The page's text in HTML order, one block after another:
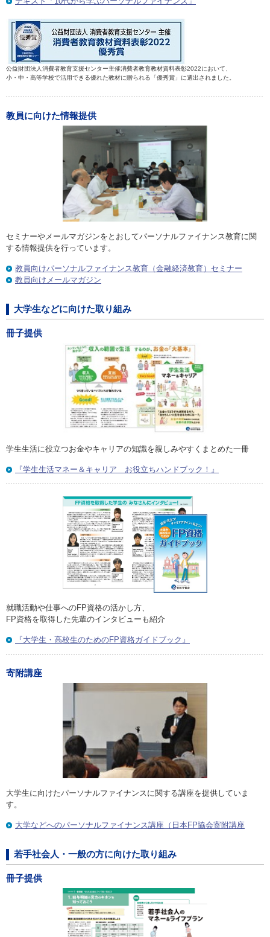
公益財団法人消費者教育支援センター主催消費者教育教材資料表彰2022において、
小・中・高等学校で活用できる優れた教材に贈られる「優秀賞」に選出されました。
教員に向けた情報提供
セミナーやメールマガジンをとおしてパーソナルファイナンス教育に関
する情報提供を行っています。
教員向けパーソナルファイナンス教育（金融経済教育）セミナー
教員向けメールマガジン
大学生などに向けた取り組み
冊子提供
学生生活に役立つお金やキャリアの知識を親しみやすくまとめた一冊
『学生生活マネー＆キャリア お役立ちハンドブック！』
就職活動や仕事へのFP資格の活かし方、
FP資格を取得した先輩のインタビューも紹介
『大学生・高校生のためのFP資格ガイドブック』
寄附講座
大学生に向けたパーソナルファイナンスに関する講座を提供していま
す。
大学などへのパーソナルファイナンス講座（日本FP協会寄附講座
若手社会人・一般の方に向けた取り組み
冊子提供